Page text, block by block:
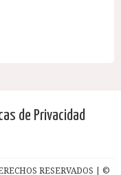
de Privacidad
RESERVADOS | ©